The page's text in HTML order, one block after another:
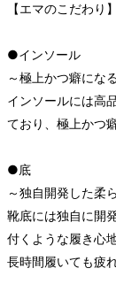
【エマのこだわり】
●インソール
～極上かつ癖にな
インソールには高
ており、極上かつ
●底
～独自開発した柔
靴底には独自に開
付くような履き心
長時間履いても疲